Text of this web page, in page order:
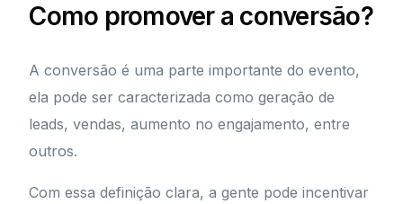
Como promover a conversão?
A conversão é uma parte importante do evento,
ela pode ser caracterizada como geração de
leads, vendas, aumento no engajamento, entre
outros.
Com essa definição clara, a gente pode incentivar